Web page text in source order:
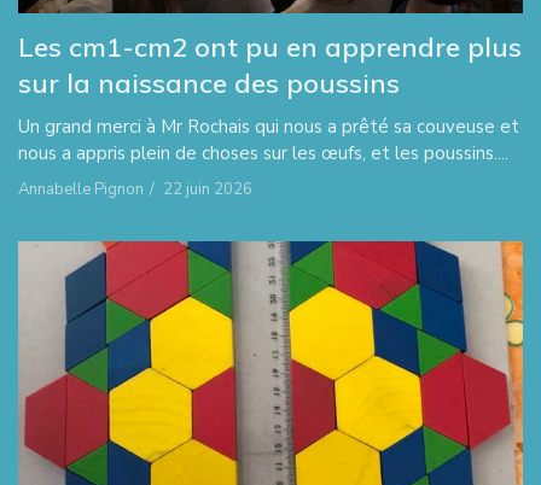
Les cm1-cm2 ont pu en apprendre plus
sur la naissance des poussins
Un grand merci à Mr Rochais qui nous a prêté sa couveuse et
nous a appris plein de choses sur les œufs, et les poussins....
Annabelle Pignon / 22 juin 2026